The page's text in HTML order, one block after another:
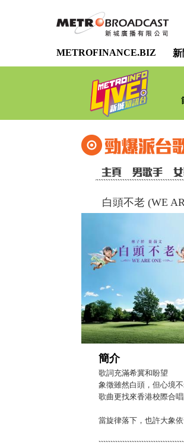
METROFINANCE.BIZ 新
白頭不老 (WE
簡介
歌詞充滿希冀和盼望
象徵雖然白頭，但心境
歌曲更找來香港校際合
當旋律落下，也許大象